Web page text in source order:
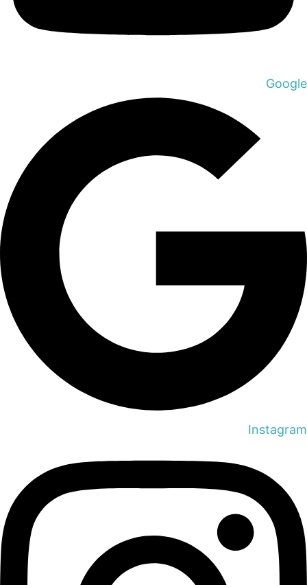
Google
Instagram